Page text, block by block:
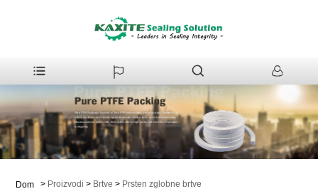
Dom > Proizvodi > Brtve > Prsten zglobne brtve